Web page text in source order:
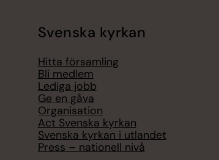
Svenska kyrkan
Hitta församling
Bli medlem
Lediga jobb
Ge en gåva
Organisation
Act Svenska kyrkan
Svenska kyrkan i utlandet
Press – nationell nivå